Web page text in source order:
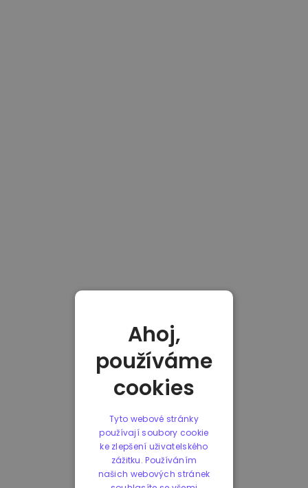
Ahoj,
používáme
cookies
Tyto webové stránky
používají soubory cookie
ke zlepšení uživatelského
zážitku. Používáním
našich webových stránek